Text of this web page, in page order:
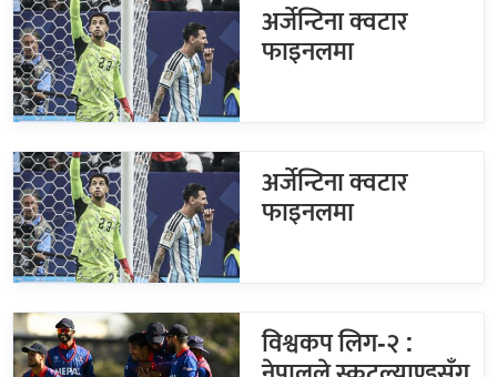
अर्जेन्टिना क्वटार
फाइनलमा
अर्जेन्टिना क्वटार
फाइनलमा
विश्वकप लिग-२ :